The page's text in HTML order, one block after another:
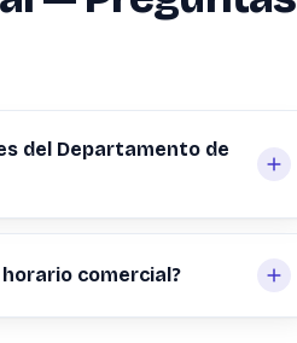
del Departamento de
comercial?